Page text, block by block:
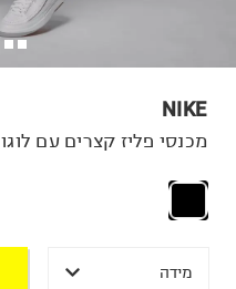
NIKE
מכנסי פליז קצרים עם לוגו
מידה